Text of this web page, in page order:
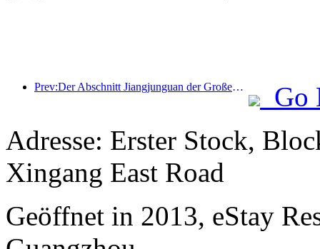
Prev:Der Abschnitt Jiangjunguan der Großen Mauer im Bezirk Pinggu in Peking soll voraussichtlich bereits Ende 2026 für die Öffentlichkeit zugänglich gemacht werden.
Go
Adresse: Erster Stock,
Xingang East Road
Geöffnet in 2013, eStay